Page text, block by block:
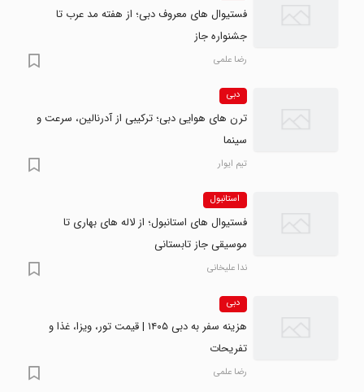
فستیوال های معروف دبی؛ از هفته مد عرب تا
جشنواره جاز
رضا علمی
دبی
ترن های هوایی دبی؛ ترکیبی از آدرنالین، سرعت و
سینما
تیم ایوار
استانبول
فستیوال های استانبول؛ از لاله های بهاری تا
موسیقی جاز تابستانی
ندا علیخانی
دبی
هزینه سفر به دبی ۱۴۰۵ | قیمت تور، ویزا، غذا و
تفریحات
رضا علمی